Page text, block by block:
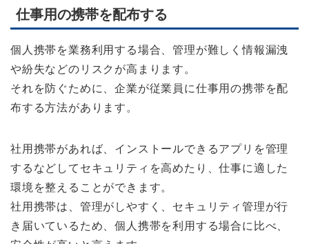
仕事用の携帯を配布する
個人携帯を業務利用する場合、管理が難しく情報漏洩
や紛失などのリスクが高まります。
それを防ぐために、企業が従業員に仕事用の携帯を配
布する方法があります。
社用携帯があれば、インストールできるアプリを管理
するなどしてセキュリティを高めたり、仕事に適した
環境を整えることができます。
社用携帯は、管理がしやすく、セキュリティ管理が行
き届いているため、個人携帯を利用する場合に比べ、